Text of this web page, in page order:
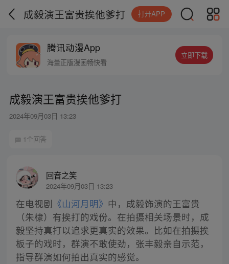
成毅演王富贵挨他爹打 打开APP
腾讯动漫App
海量正版漫画畅快看
立即下载
成毅演王富贵挨他爹打
2024年09月03日 13:23
1个回答
回音之笑
2024年09月03日 13:23
在电视剧 《山河月明》 中，成毅饰演的王富贵
（朱棣）有挨打的戏份。在拍摄相关场景时，成
毅坚持真打以追求更真实的效果。比如在拍摄挨
板子的戏时，群演不敢使劲，张丰毅亲自示范，
指导群演如何拍出真实的感觉。